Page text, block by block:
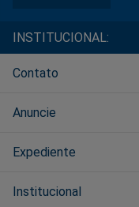
INSTITUCIONAL:
Contato
Anuncie
Expediente
Institucional